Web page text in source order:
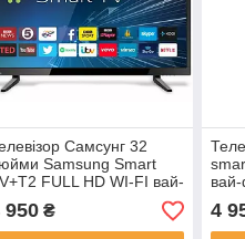
Самсунг 32
Samsung Smart
FULL HD WI-FI вай-
LED
950₴ 4